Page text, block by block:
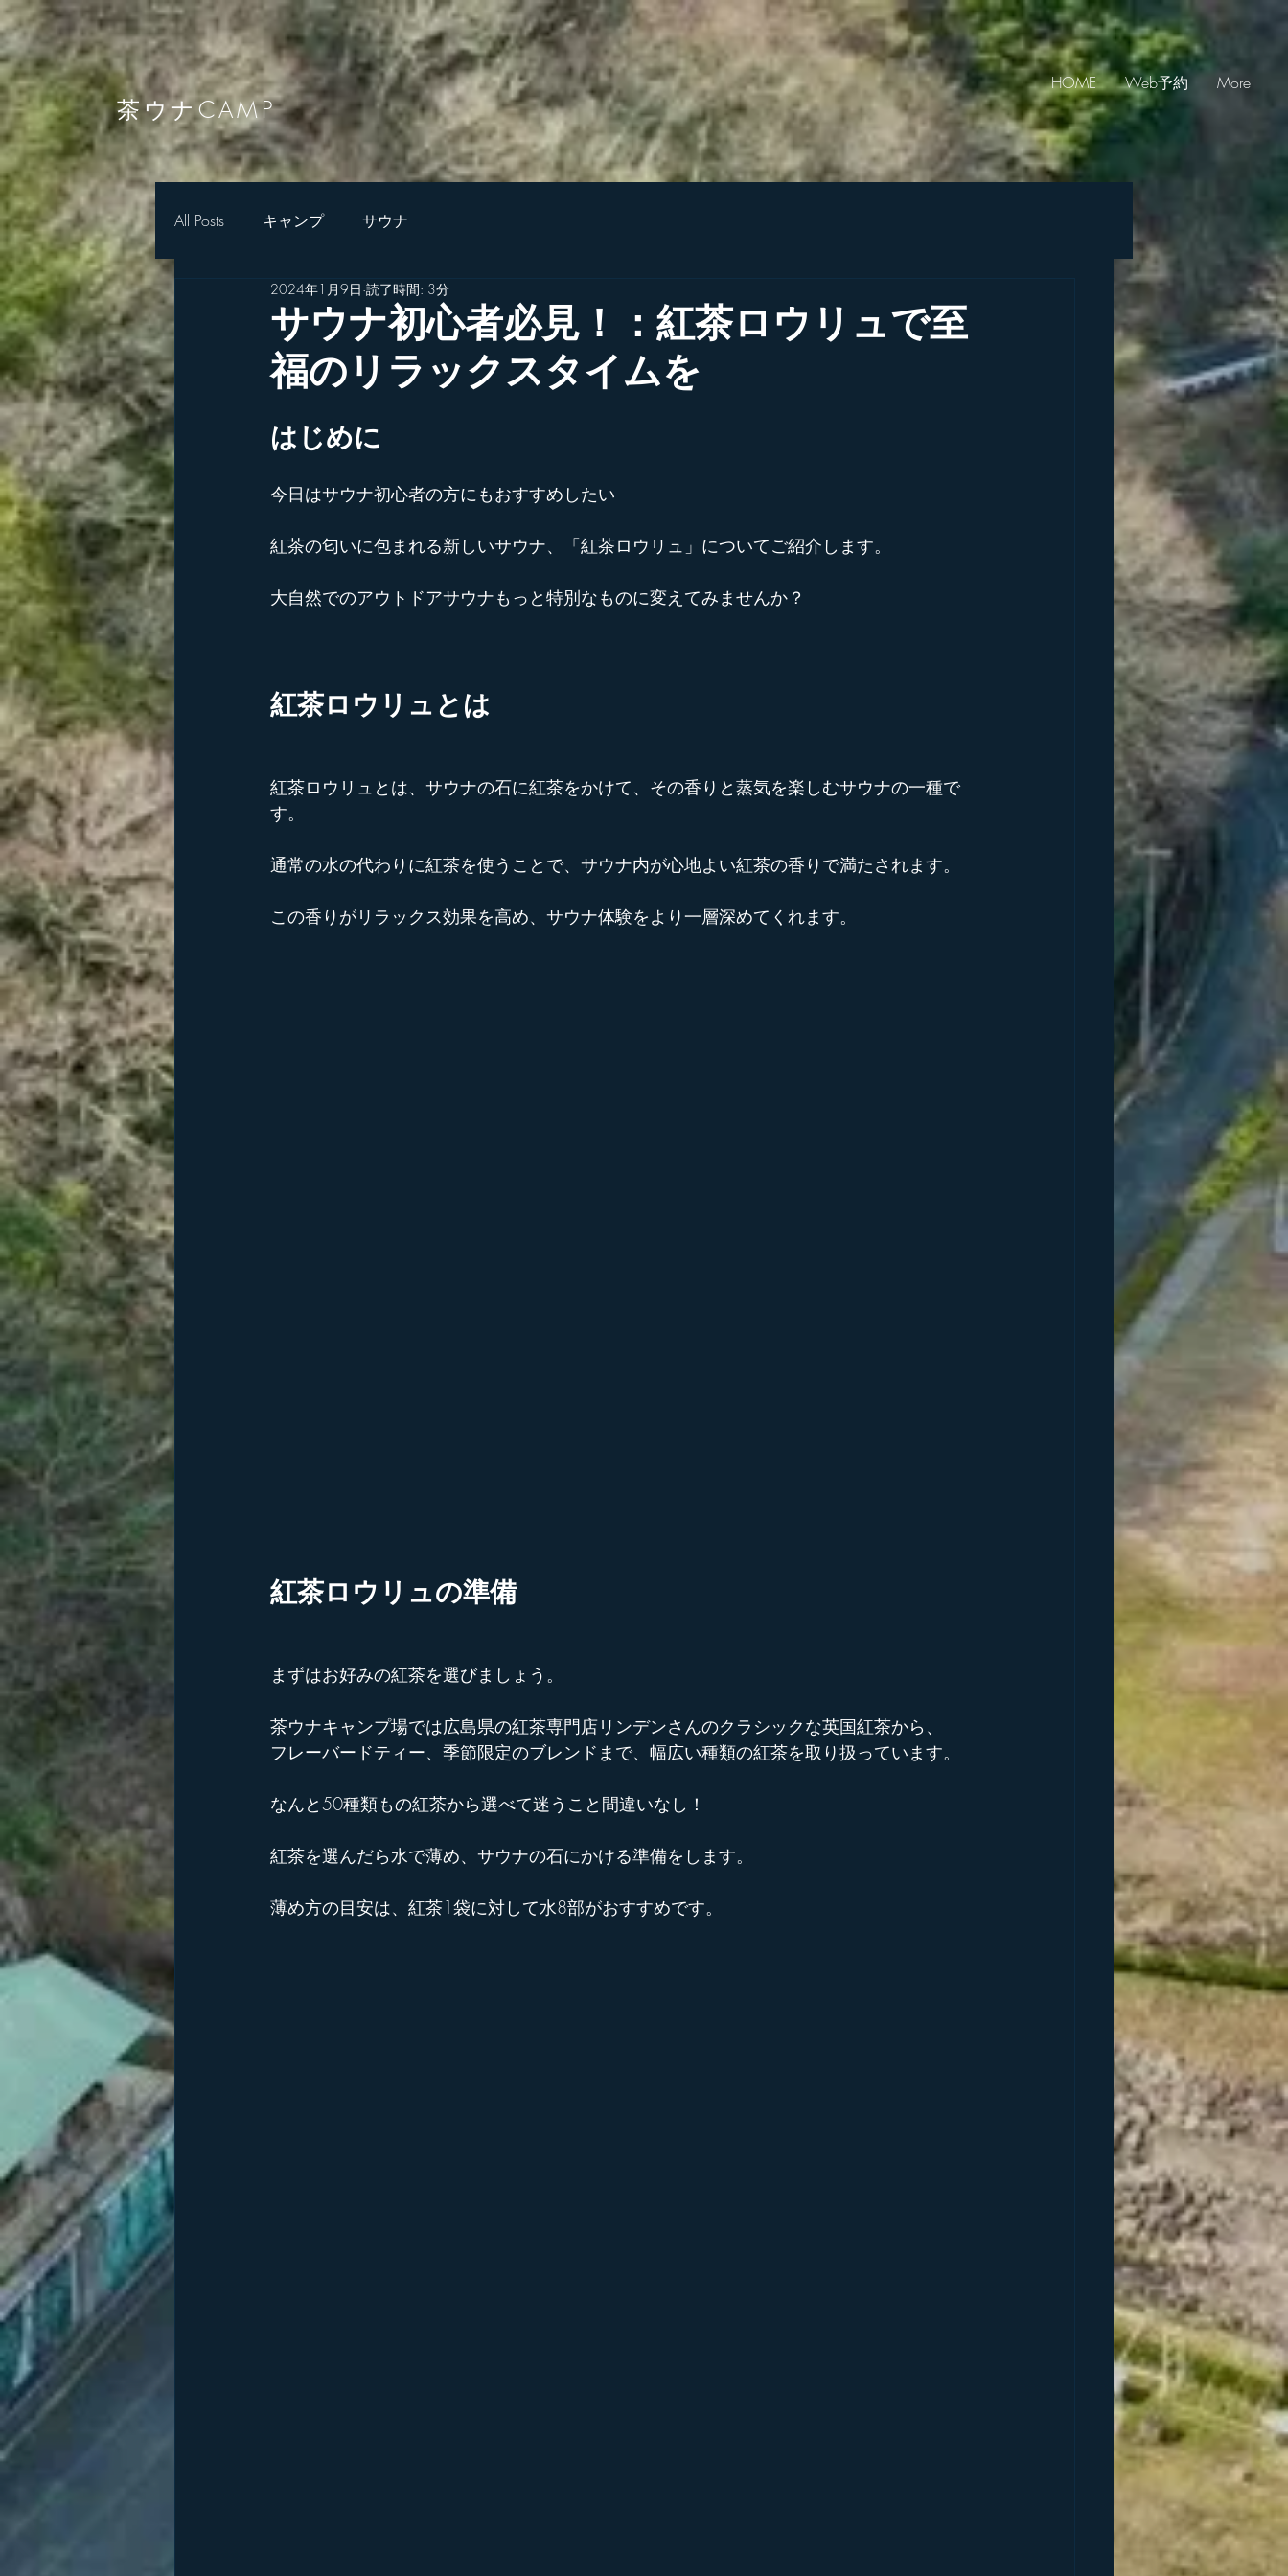
茶ウナCAMP
HOME Web予約 More
All Posts キャンプ サウナ
サウナ初心者必見！：紅茶ロウリュで至
福のリラックスタイムを
2024年1月9日 読了時間: 3分
はじめに
今日はサウナ初心者の方にもおすすめしたい
紅茶の匂いに包まれる新しいサウナ、「紅茶ロウリュ」についてご紹介します。
大自然でのアウトドアサウナもっと特別なものに変えてみませんか？
紅茶ロウリュとは
紅茶ロウリュとは、サウナの石に紅茶をかけて、その香りと蒸気を楽しむサウナの一種で
す。
通常の水の代わりに紅茶を使うことで、サウナ内が心地よい紅茶の香りで満たされます。
この香りがリラックス効果を高め、サウナ体験をより一層深めてくれます。
紅茶ロウリュの準備
まずはお好みの紅茶を選びましょう。
茶ウナキャンプ場では広島県の紅茶専門店リンデンさんのクラシックな英国紅茶から、
フレーバードティー、季節限定のブレンドまで、幅広い種類の紅茶を取り扱っています。
なんと50種類もの紅茶から選べて迷うこと間違いなし！
紅茶を選んだら水で薄め、サウナの石にかける準備をします。
薄め方の目安は、紅茶1袋に対して水8部がおすすめです。